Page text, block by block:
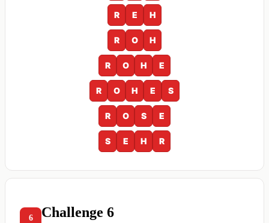
R E H
R O H
R O H E
R O H E S
R O S E
S E H R
6 Challenge 6